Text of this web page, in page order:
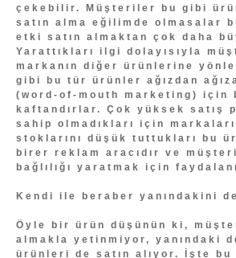
çekebilir. Müşteriler bu gibi
satın alma eğilimde olmasalar
etki satın almaktan çok daha
Yarattıkları ilgi dolayısıyla
markanın diğer ürünlerine
gibi bu tür ürünler ağızdan
(word-of-mouth marketing) için
kaftandırlar. Çok yüksek satış
sahip olmadıkları için
stoklarını düşük tuttukları bu
birer reklam aracıdır ve
bağlılığı yaratmak için
Kendi ile beraber yanındakini
Öyle bir ürün düşünün ki,
almakla yetinmiyor, yanındaki
ürünleri de satın alıyor. İşte bu